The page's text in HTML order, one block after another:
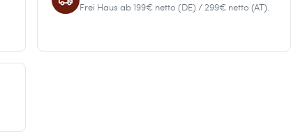
Frei Haus ab 199€ netto (DE) / 299€ netto (AT).